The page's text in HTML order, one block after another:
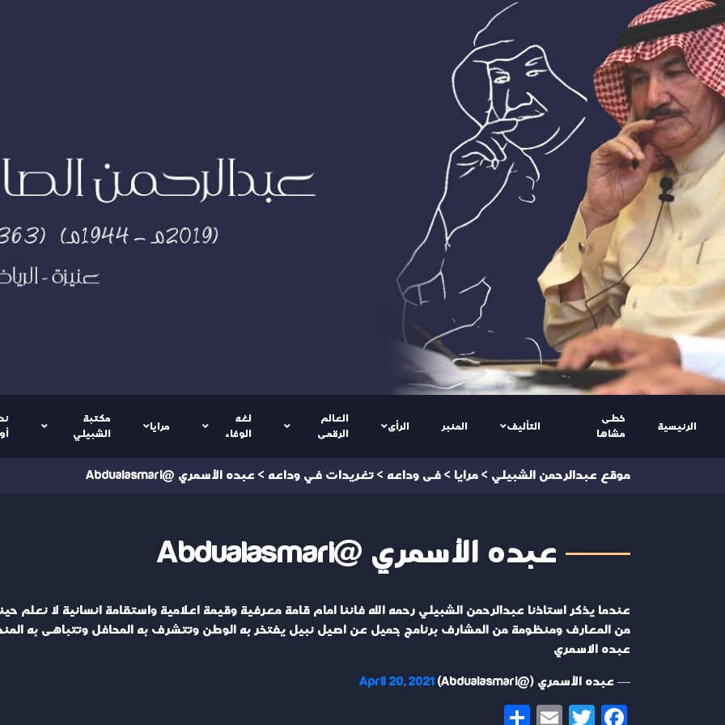
الرئيسية
خطى
مشاها
التأليف المنبر الرأى
العالم
الرقمى
لغه
الوفاء
مرايا
مكتبة
الشبيلي
موقع عبدالرحمن الشبيلي > مرايا > فى وداعه > تغريدات في وداعه > عبده الأسمري @Abdualasmari
عبده الأسمري @Abdualasmari
عندما يذكر استاذنا عبدالرحمن الشبيلي رحمه الله فاننا امام قامة معرفية وقيمة اعلامية واستقامة انسانية لا نعلم
من المعارف ومنظومة من المشارف برنامج جميل عن اصيل نبيل يفتخر به الوطن وتتشرف به المحافل وتتباهى به
عبده الاسمري
— عبده الأسمري (@Abdualasmari) April 20, 2021
Facebook
Twitter
Email